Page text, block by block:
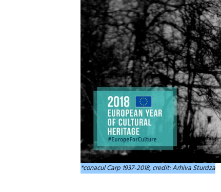
*conacul Carp 1937-2018, credit: Arhiva Sturdza